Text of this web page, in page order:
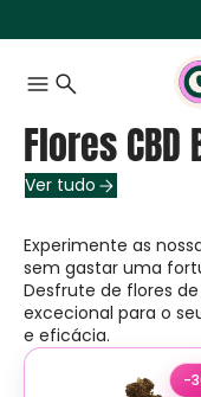
Flores CBD
Ver tudo
Experimente as
sem gastar uma
Desfrute de flores
excecional para o
e eficácia.
-